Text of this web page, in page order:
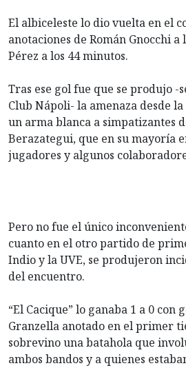
El albiceleste lo dio vuelta en el
anotaciones de Román Gnocchi a
Pérez a los 44 minutos.
Tras ese gol fue que se produjo -
Club Nápoli- la amenaza desde
un arma blanca a simpatizantes
Berazategui, que en su mayoría
jugadores y algunos
Pero no fue el único
cuanto en el otro partido de
Indio y la UVE, se produjeron
del encuentro.
“El Cacique” lo ganaba 1 a 0 con
Granzella anotado en el primer
sobrevino una batahola que
ambos bandos y a quienes